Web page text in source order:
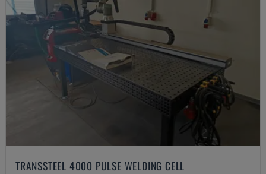
TRANSSTEEL 4000 PULSE WELDING CELL